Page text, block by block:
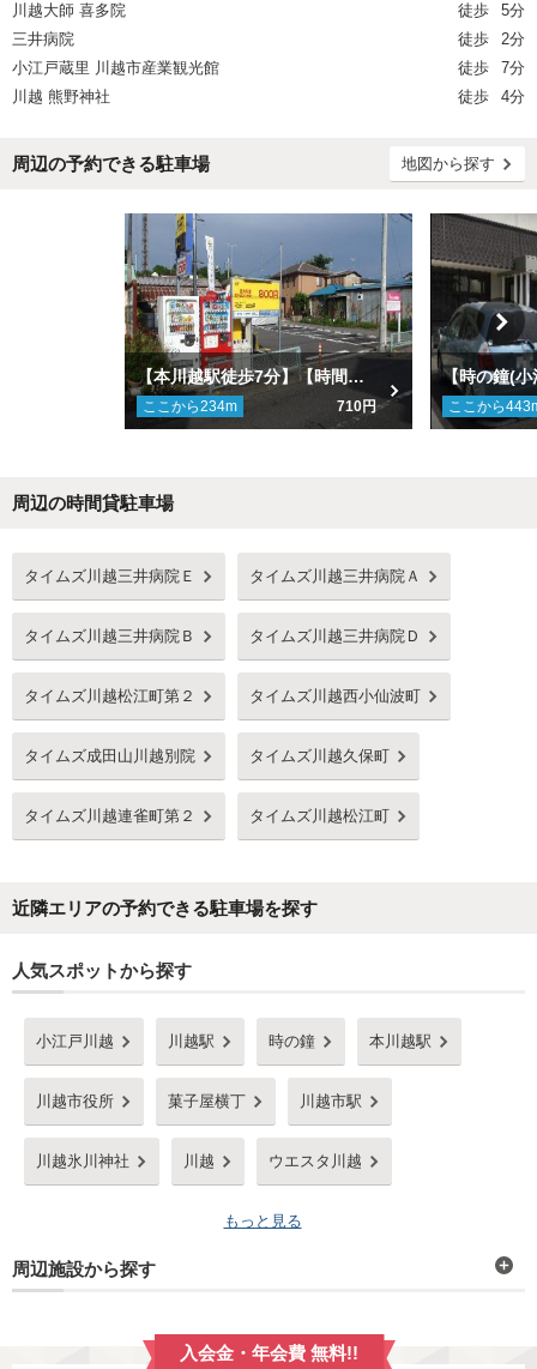
川越大師 喜多院
徒歩
5分
三井病院
徒歩
2分
小江戸蔵里 川越市産業観光館
徒歩
7分
川越 熊野神社
徒歩 4分
周辺の予約できる駐車場 地図から探す
【本川越駅徒歩7分】【時間貸し併設】【月極空き車室】タイムズ川越西小仙波町駐車場
ここから234m 710円 ここから443
周辺の時間貸駐車場
タイムズ川越三井病院Ｅ タイムズ川越三井病院Ａ
タイムズ川越三井病院Ｂ タイムズ川越三井病院Ｄ
タイムズ川越松江町第２ タイムズ川越西小仙波町
タイムズ成田山川越別院 タイムズ川越久保町
タイムズ川越連雀町第２ タイムズ川越松江町
近隣エリアの予約できる駐車場を探す
人気スポットから探す
小江戸川越 川越駅 時の鐘 本川越駅
川越市役所 菓子屋横丁 川越市駅
川越氷川神社 川越 ウエスタ川越
もっと見る
周辺施設から探す
入会金・年会費 無料!!